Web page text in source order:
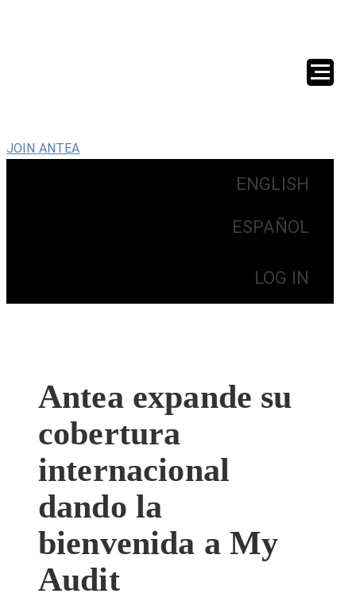
JOIN ANTEA
ENGLISH
ESPAÑOL
LOG IN
Antea expande su
cobertura
internacional
dando la
bienvenida a My
Audit